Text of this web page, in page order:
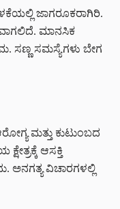
ಜಾಗರೂಕರಾಗಿರಿ.
ಮಾನಸಿಕ
ಸಣ್ಣ ಸಮಸ್ಯೆಗಳು ಬೇಗ
ಮತ್ತು ಕುಟುಂಬದ
ಆಸಕ್ತಿ
ಅನಗತ್ಯ ವಿಚಾರಗಳಲ್ಲಿ